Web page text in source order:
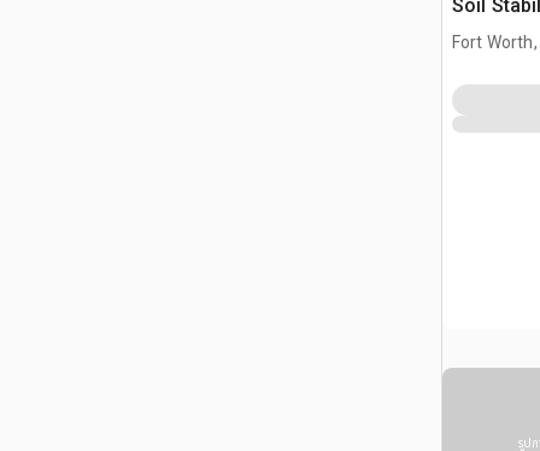
Soil
Fort Worth,
รูปภ